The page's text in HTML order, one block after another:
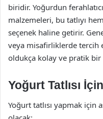
biridir. Yoğurdun
malzemeleri, bu tatlıyı
seçenek haline getirir.
veya misafirliklerde tercih
oldukça kolay ve pratik bir
Yoğurt Tatlısı
Yoğurt tatlısı yapmak için